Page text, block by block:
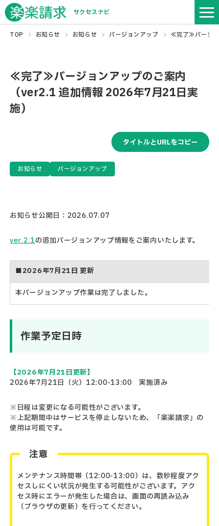
サクセスナビ
TOP お知らせ お知らせ バージョンアップ ≪完了≫バージ
≪完了≫バージョンアップのご案内
（ver2.1 追加情報 2026年7月21日実
施）
タイトルとURLをコピー
お知らせ バージョンアップ
お知らせ公開日：2026.07.07
ver.2.1の追加バージョンアップ情報をご案内いたします。
■2026年7月21日 更新
本バージョンアップ作業は完了しました。
作業予定日時
【2026年7月21日更新】
2026年7月21日（火）12:00-13:00 実施済み
※日程は変更になる可能性がございます。
※上記期間中はサービスを停止しないため、「楽楽請求」の
使用は可能です。
注意
メンテナンス時間帯（12:00-13:00）は、数秒程度アク
セスしにくい状況が発生する可能性がございます。アク
セス時にエラーが発生した場合は、画面の再読み込み
（ブラウザの更新）を行ってください。